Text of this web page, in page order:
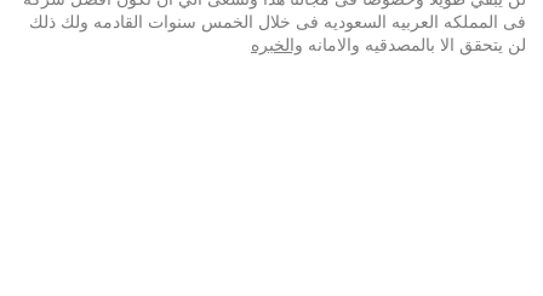
فى المملكه العربيه السعوديه فى خلال الخمس سنوات القادمه ولك ذلك
لن يتحقق الا بالمصدقيه والامانه والخبره